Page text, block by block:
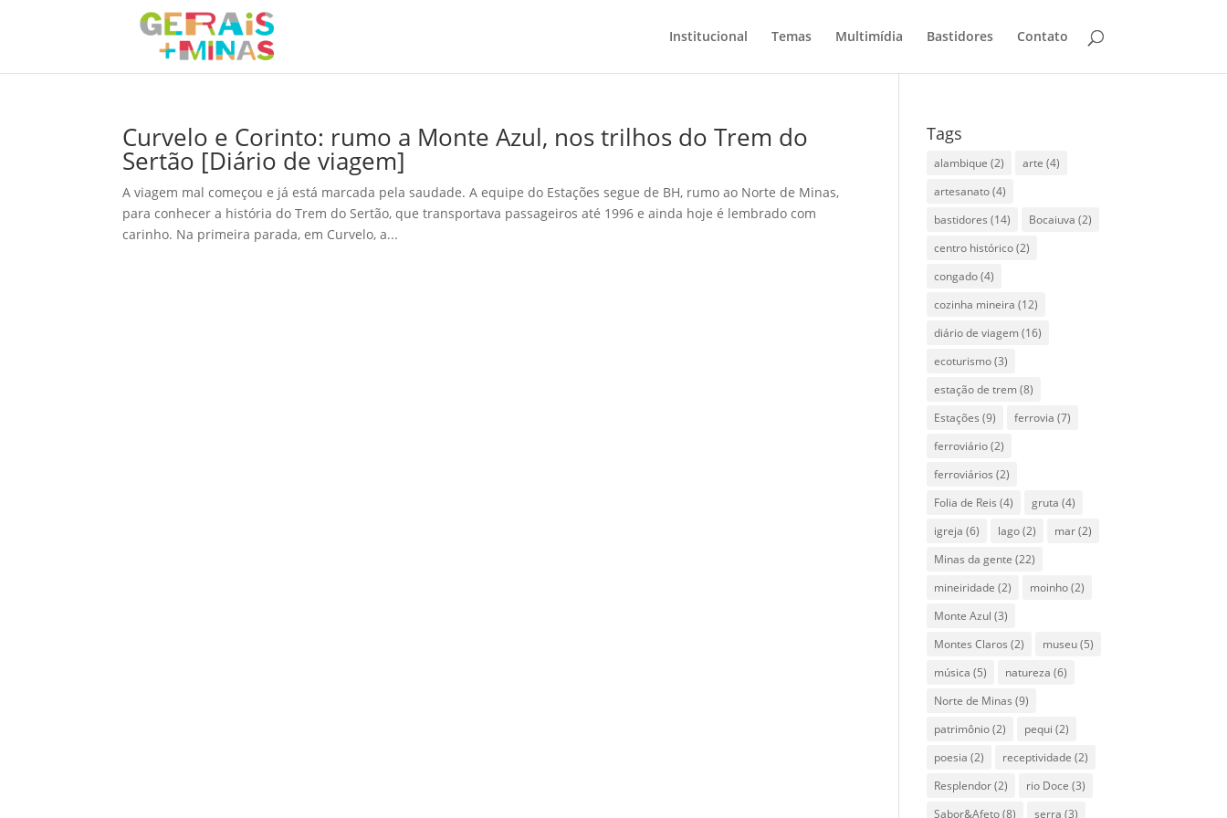
Institucional Temas Multimídia Bastidores Contato
Curvelo e Corinto: rumo a Monte Azul, nos trilhos do Trem do
Sertão [Diário de viagem]
A viagem mal começou e já está marcada pela saudade. A equipe do Estações segue de BH, rumo ao Norte de Minas,
para conhecer a história do Trem do Sertão, que transportava passageiros até 1996 e ainda hoje é lembrado com
carinho. Na primeira parada, em Curvelo, a...
Tags
alambique (2) arte (4)
artesanato(4)
bastidores (14) Bocaiuva (2)
centro histórico(2)
congado(4)
cozinha mineira (12)
diário de viagem(16)
ecoturismo(3)
estação de trem(8)
Estações (9) ferrovia (7)
ferroviário(2)
ferroviários (2)
Folia de Reis (4) gruta (4)
igreja (6) lago(2) mar(2)
Minas da gente (22)
mineiridade (2) moinho(2)
Monte Azul (3)
Montes Claros (2) museu(5)
música (5) natureza (6)
Norte de Minas (9)
patrimônio(2) pequi (2)
poesia (2) receptividade (2)
Resplendor(2) rio Doce (3)
Sabor&Afeto(8) serra (3)